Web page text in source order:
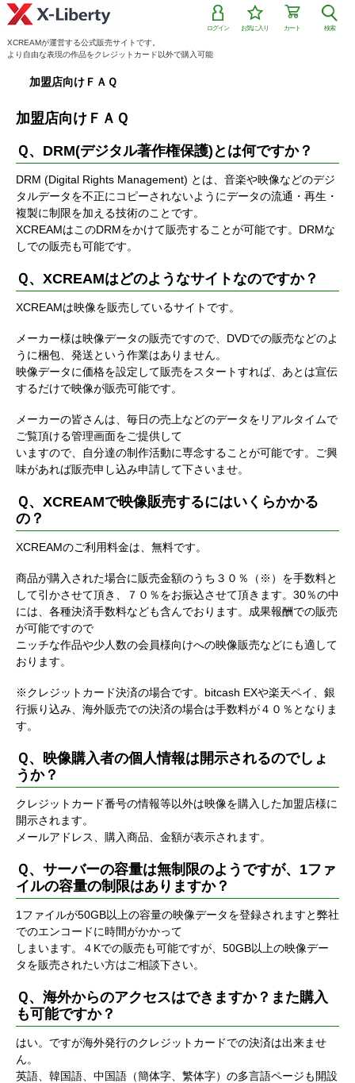
検索
カート
お気に入り
ログイン
XCREAMが運営する公式販売サイトです。
より自由な表現の作品をクレジットカード以外で購入可能
加盟店向けＦＡＱ
加盟店向けＦＡＱ
Ｑ、DRM(デジタル著作権保護)とは何ですか？
DRM (Digital Rights Management) とは、音楽や映像などのデジ
タルデータを不正にコピーされないようにデータの流通・再生・
複製に制限を加える技術のことです。
XCREAMはこのDRMをかけて販売することが可能です。DRMな
しでの販売も可能です。
Ｑ、XCREAMはどのようなサイトなのですか？
XCREAMは映像を販売しているサイトです。
メーカー様は映像データの販売ですので、DVDでの販売などのよ
うに梱包、発送という作業はありません。
映像データに価格を設定して販売をスタートすれば、あとは宣伝
するだけで映像が販売可能です。
メーカーの皆さんは、毎日の売上などのデータをリアルタイムで
ご覧頂ける管理画面をご提供して
いますので、自分達の制作活動に専念することが可能です。ご興
味があれば販売申し込み申請して下さいませ。
Ｑ、XCREAMで映像販売するにはいくらかかる
の？
XCREAMのご利用料金は、無料です。
商品が購入された場合に販売金額のうち３０％（※）を手数料と
して引かさせて頂き、７０％をお振込させて頂きます。30％の中
には、各種決済手数料なども含んでおります。成果報酬での販売
が可能ですので
ニッチな作品や少人数の会員様向けへの映像販売などにも適して
おります。
※クレジットカード決済の場合です。bitcash EXや楽天ペイ、銀
行振り込み、海外販売での決済の場合は手数料が４０％となりま
す。
Ｑ、映像購入者の個人情報は開示されるのでしょ
うか？
クレジットカード番号の情報等以外は映像を購入した加盟店様に
開示されます。
メールアドレス、購入商品、金額が表示されます。
Ｑ、サーバーの容量は無制限のようですが、1ファ
イルの容量の制限はありますか？
1ファイルが50GB以上の容量の映像データを登録されますと弊社
でのエンコードに時間がかかって
しまいます。４Kでの販売も可能ですが、50GB以上の映像デー
タを販売されたい方はご相談下さい。
Ｑ、海外からのアクセスはできますか？また購入
も可能ですか？
はい。ですが海外発行のクレジットカードでの決済は出来ませ
ん。
英語、韓国語、中国語（簡体字、繁体字）の多言語ページも開設